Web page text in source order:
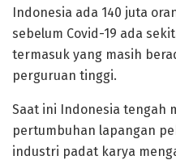
Indonesia ada 140 juta
sebelum Covid-19 ada
termasuk yang masih
perguruan tinggi.
Saat ini Indonesia tengah
pertumbuhan lapangan
industri padat karya